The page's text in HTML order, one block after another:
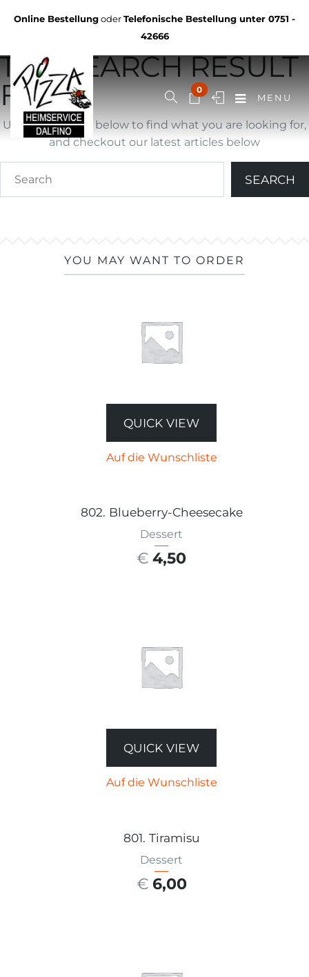
Online BestellungoderTelefonische Bestellung unter 0751 -
42666
0
MENU
YOU ARE BROWSING
THE SEARCH RESULT
FOR ""
Use search form below to find what you are looking for,
and checkout our latest articles below
YOU MAY WANT TO ORDER
QUICK VIEW
Auf die Wunschliste
802. Blueberry-Cheesecake
Dessert
€ 4,50
QUICK VIEW
Auf die Wunschliste
801. Tiramisu
Dessert
€ 6,00